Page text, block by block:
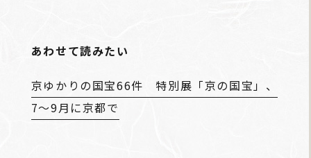
あわせて読みたい
京ゆかりの国宝66件 特別展「京の国宝」、
7～9月に京都で